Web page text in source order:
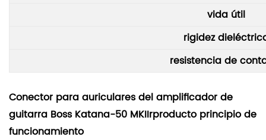
vida útil
rigidez
resistencia de
Conector para auriculares del amplificador de
guitarra Boss Katana-50 MKIIrproductoprincipio de
funcionamiento